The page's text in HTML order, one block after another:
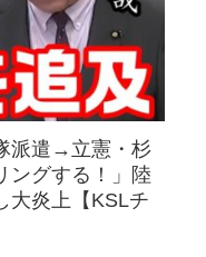
派遣→立憲・杉
ングする！」陸
大炎上【KSLチ